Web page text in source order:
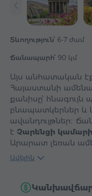
Տևողություն՝ 6-7 ժամ
Ճանապարհ՝ 90 կմ
Այս անհատական
Հայաստանի
քանիսը՝ հնագույն
բնապատկերներ և
ավանդույթներ։
է Չարենցի
Արարատ լեռան
Ավելին